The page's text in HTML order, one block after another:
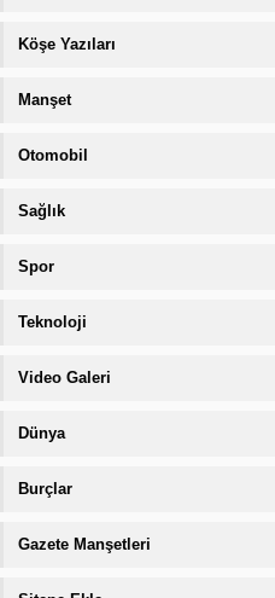
Köşe Yazıları
Manşet
Otomobil
Sağlık
Spor
Teknoloji
Video Galeri
Dünya
Burçlar
Gazete Manşetleri